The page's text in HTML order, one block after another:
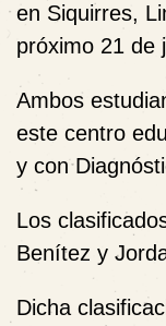
en Siquirres,
próximo 21 de
Ambos
este centro
y con
Los
Benítez y
Dicha